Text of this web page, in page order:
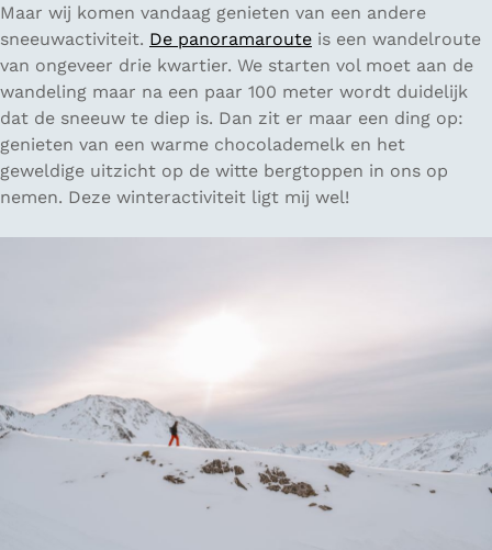
Maar wij komen vandaag genieten van een andere
sneeuwactiviteit. De panoramaroute is een wandelroute
van ongeveer drie kwartier. We starten vol moet aan de
wandeling maar na een paar 100 meter wordt duidelijk
dat de sneeuw te diep is. Dan zit er maar een ding op:
genieten van een warme chocolademelk en het
geweldige uitzicht op de witte bergtoppen in ons op
nemen. Deze winteractiviteit ligt mij wel!